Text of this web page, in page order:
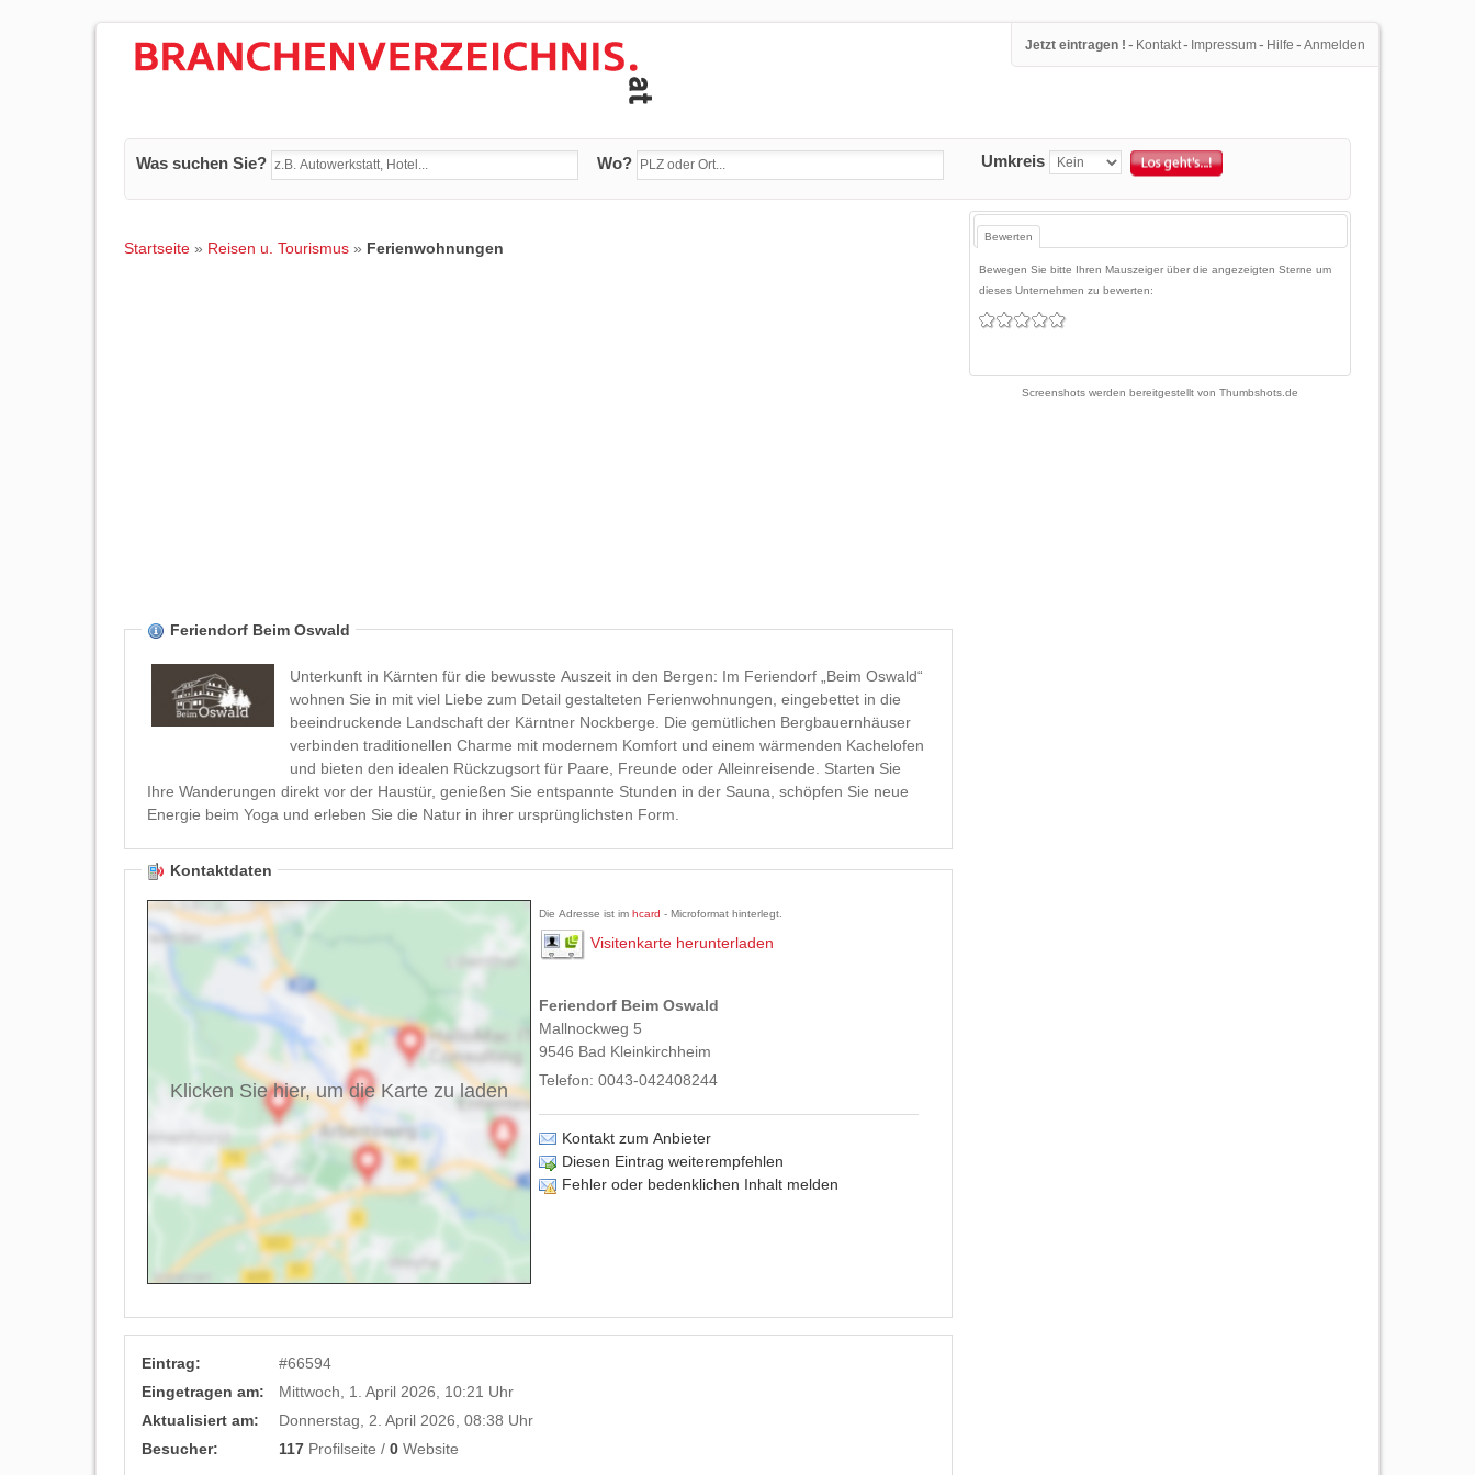
Jetzt eintragen ! - Kontakt- Impressum- Hilfe - Anmelden
Was suchen Sie? Wo? Umkreis
Startseite » Reisen u. Tourismus » Ferienwohnungen
Feriendorf Beim Oswald
Unterkunft in Kärnten für die bewusste Auszeit in den Bergen: Im Feriendorf „Beim Oswald“
wohnen Sie in mit viel Liebe zum Detail gestalteten Ferienwohnungen, eingebettet in die
beeindruckende Landschaft der Kärntner Nockberge. Die gemütlichen Bergbauernhäuser
verbinden traditionellen Charme mit modernem Komfort und einem wärmenden Kachelofen
und bieten den idealen Rückzugsort für Paare, Freunde oder Alleinreisende. Starten Sie
Ihre Wanderungen direkt vor der Haustür, genießen Sie entspannte Stunden in der Sauna, schöpfen Sie neue
Energie beim Yoga und erleben Sie die Natur in ihrer ursprünglichsten Form.
Kontaktdaten
Klicken Sie hier, um die Karte zu laden
Die Adresse ist im hcard - Microformat hinterlegt.
Visitenkarte herunterladen
Feriendorf Beim Oswald
Mallnockweg 5
9546 Bad Kleinkirchheim
Telefon: 0043-042408244
Kontakt zum Anbieter
Diesen Eintrag weiterempfehlen
Fehler oder bedenklichen Inhalt melden
Eintrag: #66594
Eingetragen am:
Mittwoch, 1. April 2026, 10:21 Uhr
Aktualisiert am:
Donnerstag, 2. April 2026, 08:38 Uhr
Besucher:
117 Profilseite / 0 Website
Bewerten
Bewegen Sie bitte Ihren Mauszeiger über die angezeigten Sterne um
dieses Unternehmen zu bewerten:
Screenshots werden bereitgestellt vonThumbshots.de